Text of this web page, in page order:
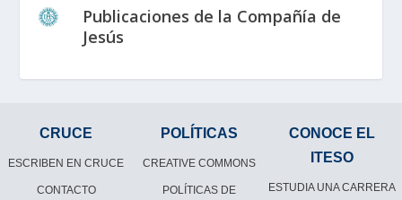
Publicaciones de la Compañía de
Jesús
CRUCE
ESCRIBEN EN CRUCE
CONTACTO
POLÍTICAS
CREATIVE COMMONS
POLÍTICAS DE
CONOCE EL
ITESO
ESTUDIA UNA CARRERA